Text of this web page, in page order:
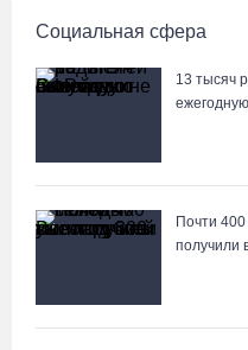
Социальная сфера
13 тысяч
Почти
получили